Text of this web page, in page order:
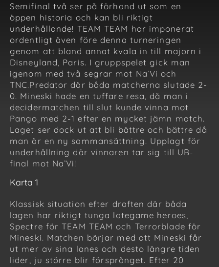
Semifinal två ser på förhand ut som en
öppen historia och kan bli riktigt
underhållande! TEAM TEAM har imponerat
ordentligt även före denna turneringen
genom att bland annat kvala in till majorn i
Disneyland, Paris. I gruppspelet gick man
igenom med två segrar mot Na’Vi och
TNC.Predator där båda matcherna slutade 2-
0. Mineski hade en tuffare resa, då man i
decidermatchen till slut kunde vinna mot
Pango med 2-1 efter en mycket jämn match.
Laget ser dock ut att bli bättre och bättre då
man är en ny sammansättning. Upplagt för
underhållning där vinnaren tar sig till UB-
final mot Na’Vi!
Karta 1
Klassisk situation efter draften där båda
lagen har riktigt tunga lategame heroes,
Spectre för TEAM TEAM och Terrorblade för
Mineski. Matchen börjar med att Mineski får
ut mer av sina lanes och desto längre tiden
lider, ju större blir försprånget. Efter 20